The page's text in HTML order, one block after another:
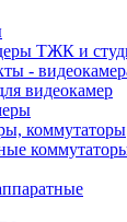
ТЖК и
-
видеокамер
коммутаторы